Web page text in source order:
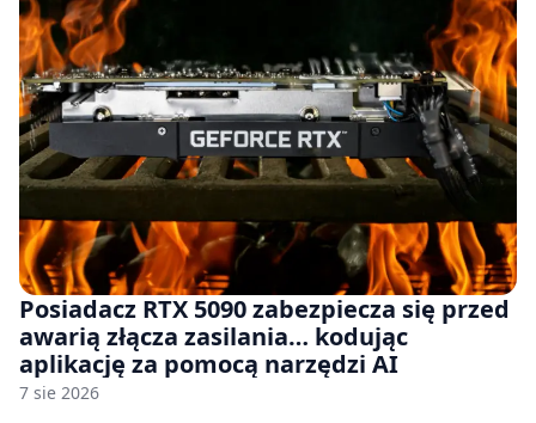
Posiadacz RTX 5090 zabezpiecza się przed
awarią złącza zasilania… kodując
aplikację za pomocą narzędzi AI
7 sie 2026